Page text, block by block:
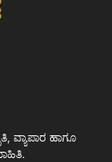
ವ್ಯಾಪಾರ ಹಾಗೂ